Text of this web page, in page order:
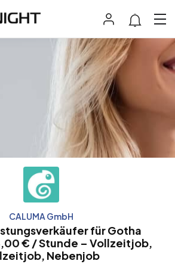
CALUMA GmbH
für Gotha
€ / Stunde – Vollzeitjob,
Nebenjob